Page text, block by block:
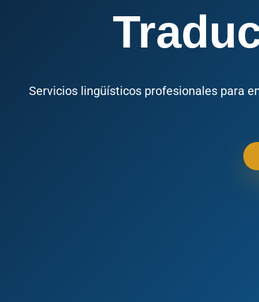
Servicios lingüísticos profesionales para